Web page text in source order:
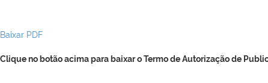
Baixar PDF
Clique no botão acima para baixar o Termo de Autorização de